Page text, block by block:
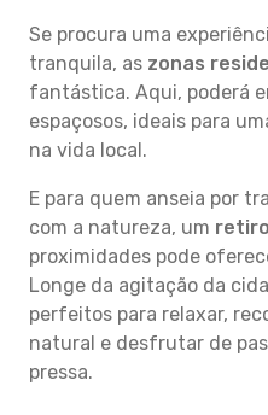
Se procura uma
tranquila, as zonas
fantástica. Aqui, poderá
espaçosos, ideais para
na vida local.
E para quem anseia por
com a natureza, um
proximidades pode
Longe da agitação da
perfeitos para relaxar,
natural e desfrutar de
pressa.